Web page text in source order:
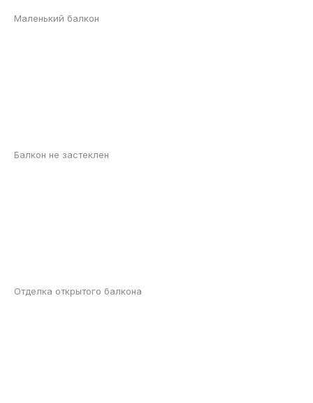
Маленький балкон
Балкон не застеклен
Отделка открытого балкона